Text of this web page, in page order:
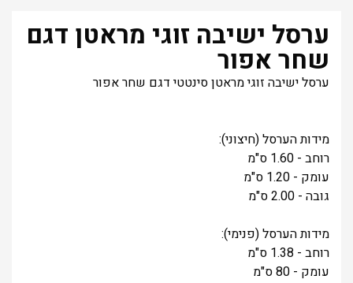
ערסל ישיבה זוגי מראטן דגם
שחר אפור
ערסל ישיבה זוגי מראטן סינטטי דגם שחר אפור
מידות הערסל (חיצוני):
רוחב - 1.60 ס"מ
עומק - 1.20 ס"מ
גובה - 2.00 ס"מ
מידות הערסל (פנימי):
רוחב - 1.38 ס"מ
עומק - 80 ס"מ